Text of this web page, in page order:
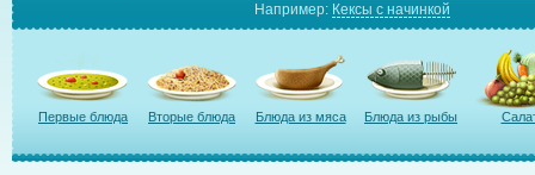
Например: Кексы с начинкой
Первые блюда Вторые блюда Блюда из мяса Блюда из рыбы